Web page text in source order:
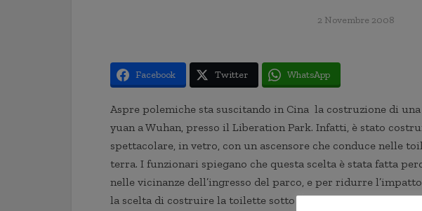
2 Novembre 2008
Facebook Twitter WhatsApp
Aspre polemiche sta suscitando in Cina la costruzione di
yuan a Wuhan, presso il Liberation Park. Infatti, è stato
spettacolare, in vetro, con un ascensore che conduce nelle
terra. I funzionari spiegano che questa scelta è stata fatta
nelle vicinanze dell’ingresso del parco, e per ridurre
la scelta di costruire la toilette sotto terra, e di realizzare in